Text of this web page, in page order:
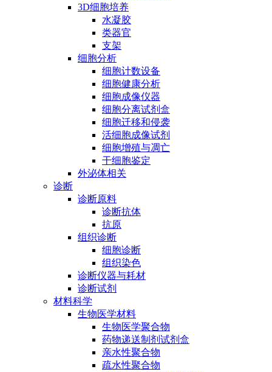
3D细胞培养
水凝胶
类器官
支架
细胞分析
细胞计数设备
细胞健康分析
细胞成像仪器
细胞分离试剂盒
细胞迁移和侵袭
活细胞成像试剂
细胞增殖与凋亡
干细胞鉴定
外泌体相关
诊断
诊断原料
诊断抗体
抗原
组织诊断
细胞诊断
组织染色
诊断仪器与耗材
诊断试剂
材料科学
生物医学材料
生物医学聚合物
药物递送制剂试剂盒
亲水性聚合物
疏水性聚合物